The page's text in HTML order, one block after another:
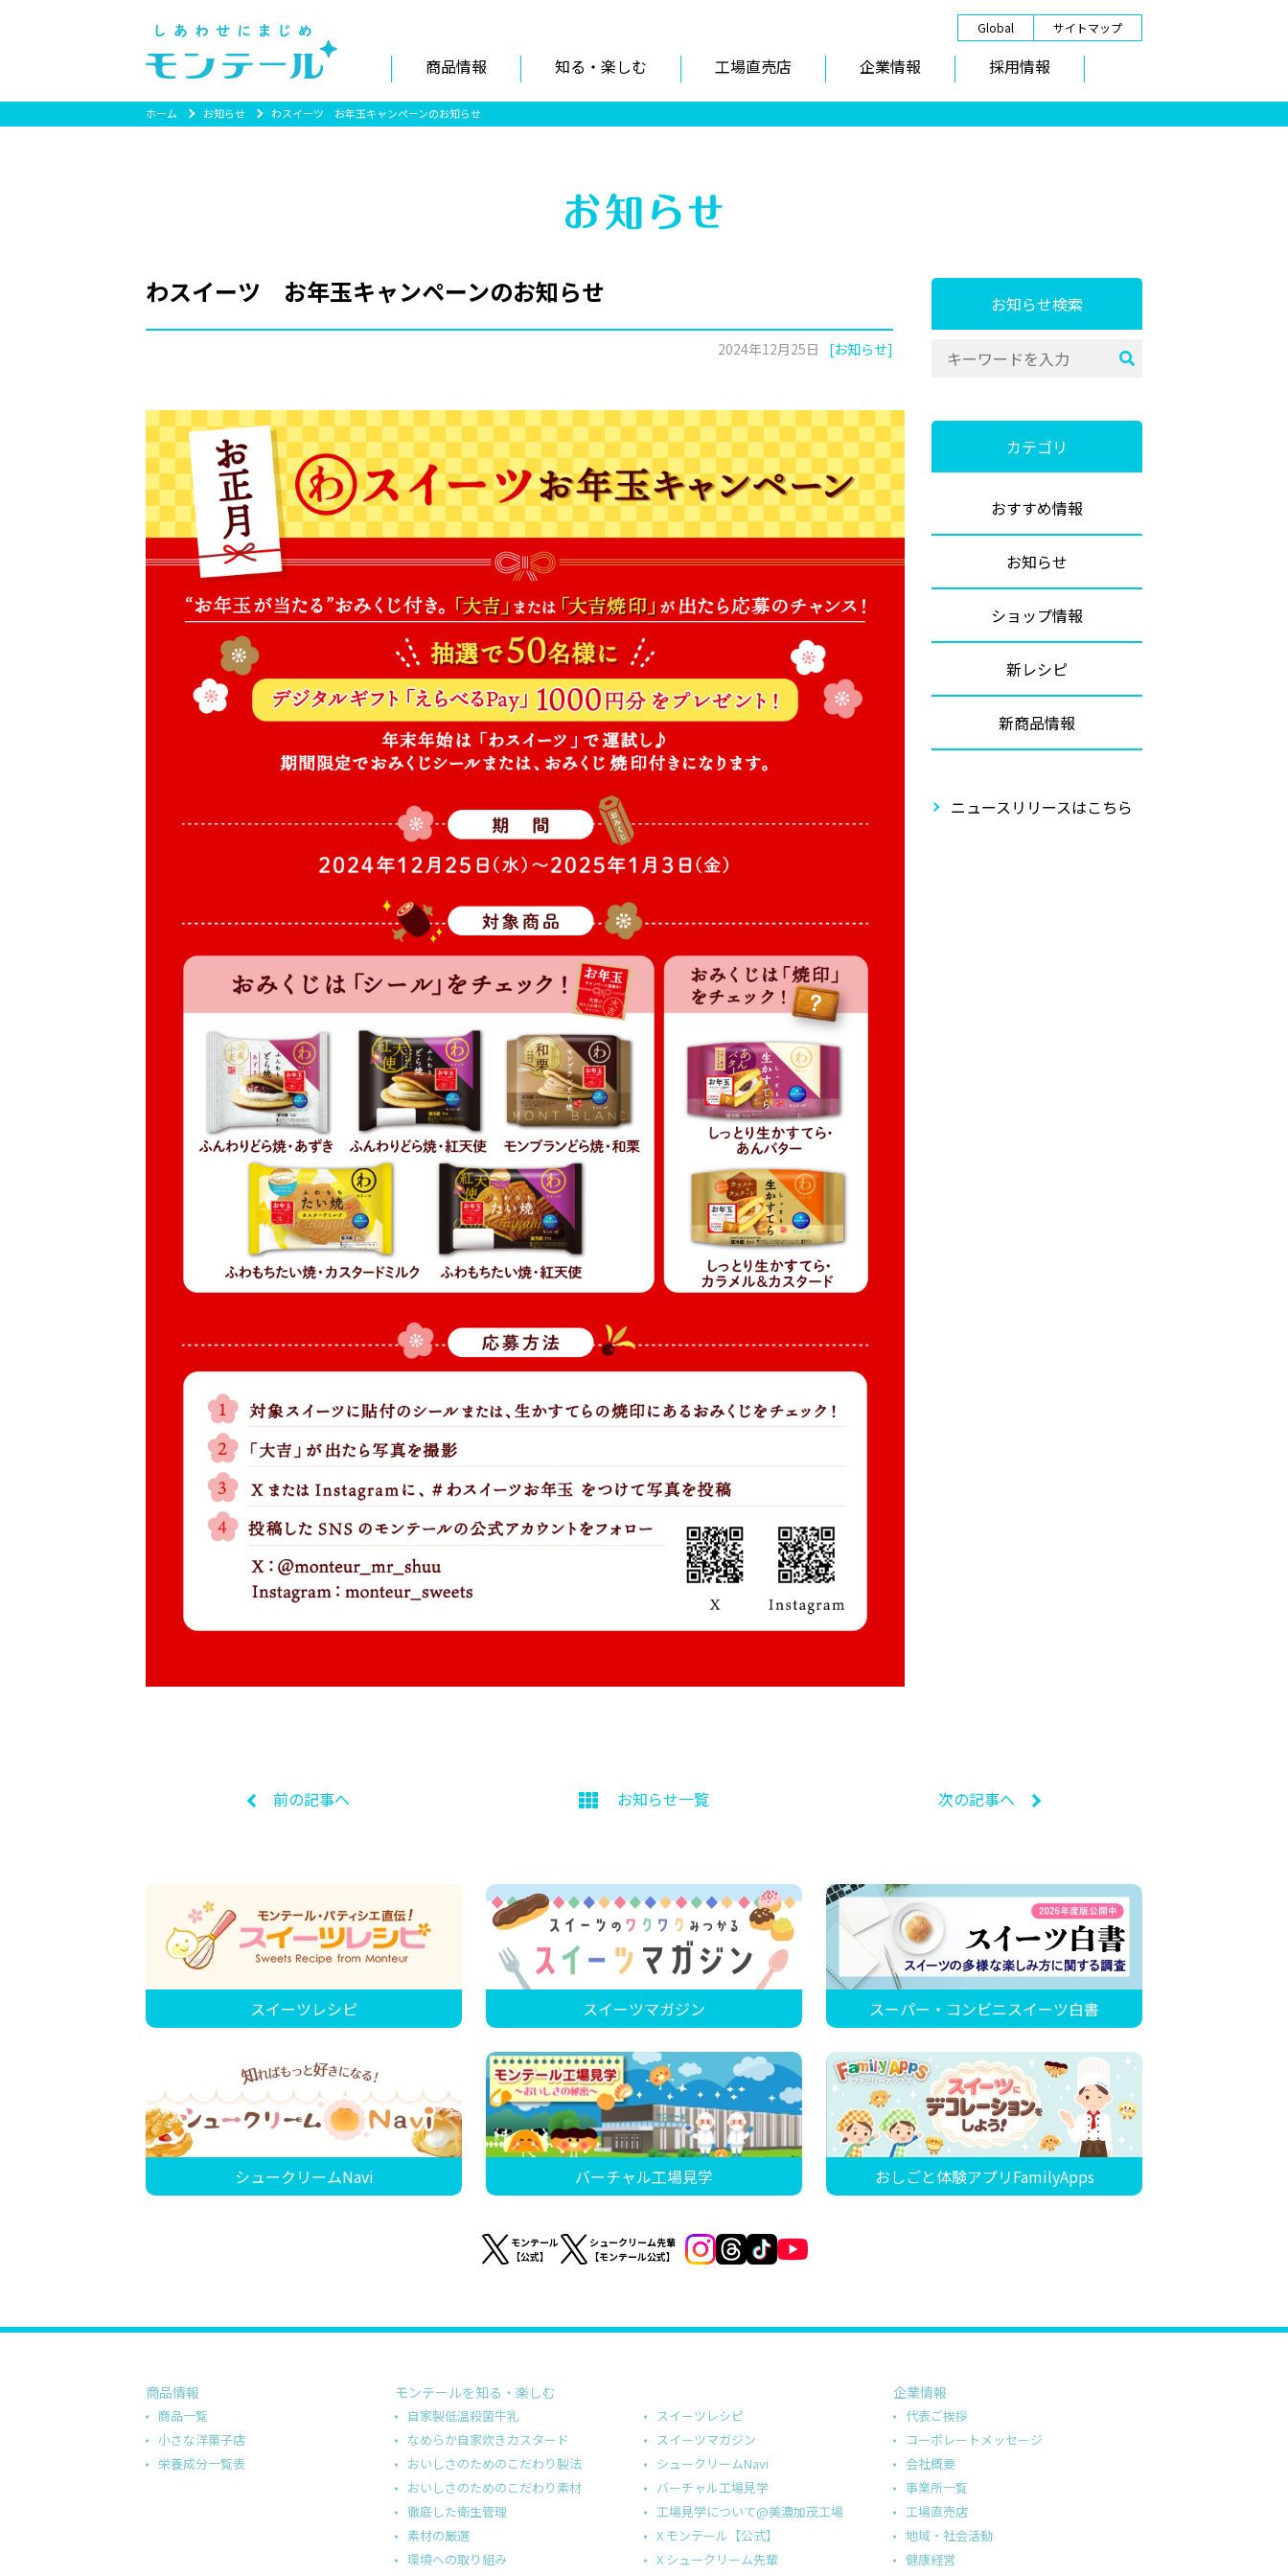
Global サイトマップ
商品情報 知る・楽しむ 工場直売店 企業情報 採用情報
ホーム お知らせ わスイーツ お年玉キャンペーンのお知らせ
わスイーツ お年玉キャンペーンのお知らせ
2024年12月25日 [お知らせ]
前の記事へ お知らせ一覧 次の記事へ
お知らせ検索
カテゴリ
おすすめ情報
お知らせ
ショップ情報
新レシピ
新商品情報
ニュースリリースはこちら
スイーツレシピ スイーツマガジン スーパー・コンビニスイーツ白書
シュークリームNavi バーチャル工場見学 おしごと体験アプリFamilyApps
モンテール
【公式】
シュークリーム先輩
【モンテール公式】
商品情報
商品一覧
小さな洋菓子店
栄養成分一覧表
モンテールを知る・楽しむ
自家製低温殺菌牛乳
なめらか自家炊きカスタード
おいしさのためのこだわり製法
おいしさのためのこだわり素材
徹底した衛生管理
素材の厳選
環境への取り組み
スイーツレシピ
スイーツマガジン
シュークリームNavi
バーチャル工場見学
工場見学について@美濃加茂工場
X モンテール【公式】
X シュークリーム先輩
企業情報
代表ご挨拶
コーポレートメッセージ
会社概要
事業所一覧
工場直売店
地域・社会活動
健康経営